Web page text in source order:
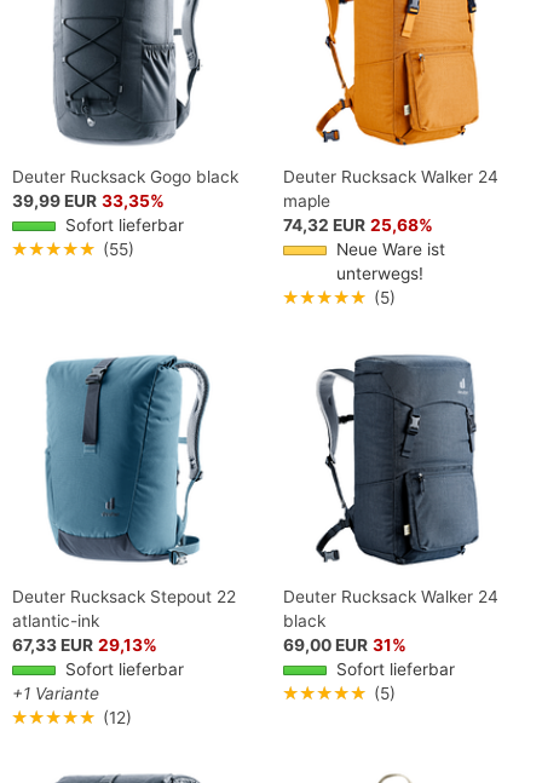
Deuter Rucksack Gogo black
39,99 EUR 33,35%
Sofort lieferbar
★★★★★ (55)
Deuter Rucksack Walker 24
maple
74,32 EUR 25,68%
Neue Ware ist
unterwegs!
★★★★★ (5)
Deuter Rucksack Stepout 22
atlantic-ink
67,33 EUR 29,13%
Sofort lieferbar
+1 Variante
★★★★★ (12)
Deuter Rucksack Walker 24
black
69,00 EUR 31%
Sofort lieferbar
★★★★★ (5)